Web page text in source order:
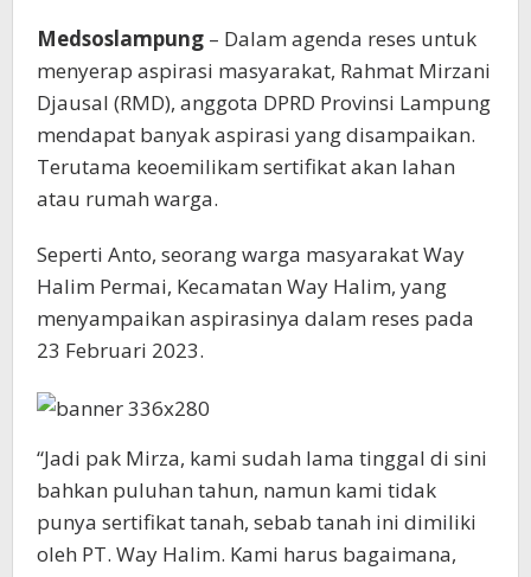
BPN
Medsoslampung – Dalam agenda reses untuk
menyerap aspirasi masyarakat, Rahmat Mirzani
Djausal (RMD), anggota DPRD Provinsi Lampung
mendapat banyak aspirasi yang disampaikan.
Terutama keoemilikam sertifikat akan lahan
atau rumah warga.
Seperti Anto, seorang warga masyarakat Way
Halim Permai, Kecamatan Way Halim, yang
menyampaikan aspirasinya dalam reses pada
23 Februari 2023.
“Jadi pak Mirza, kami sudah lama tinggal di sini
bahkan puluhan tahun, namun kami tidak
punya sertifikat tanah, sebab tanah ini dimiliki
oleh PT. Way Halim. Kami harus bagaimana,